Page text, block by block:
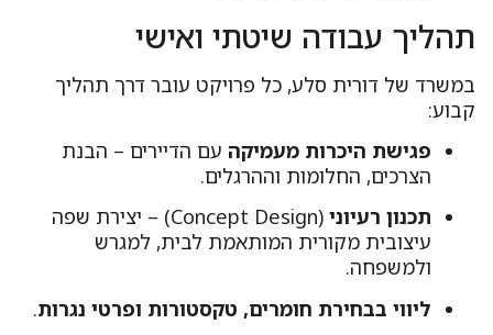
עבודה שיטתי ואישי
של דורית סלע, כל פרויקט עובר דרך תהליך
פגישת היכרות מעמיקהעם הדיירים – הבנת
הצרכים, החלומות וההרגלים.
תכנון רעיוני
(Concept Design) – יצירת שפה
עיצובית מקורית המותאמת לבית, למגרש
ולמשפחה.
ליווי בבחירת חומרים, טקסטורות ופרטי נגרות.